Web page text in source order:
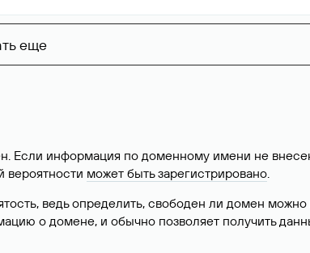
еще
Если информация по доменному имени не
вероятности может быть зарегистрировано.
ведь определить, свободен ли домен
о домене, и обычно позволяет получить